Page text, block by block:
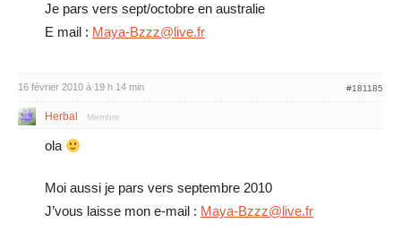
Je pars vers sept/octobre en australie
E mail : Maya-Bzzz@live.fr
16 février 2010 à 19 h 14 min #181185
Herbal Membre
ola
Moi aussi je pars vers septembre 2010
J’vous laisse mon e-mail : Maya-Bzzz@live.fr